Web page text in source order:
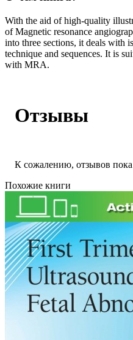
With the aid of high-quality
of Magnetic resonance
into three sections, it deals with
technique and sequences. It is
with MRA.
Отзывы
К сожалению, отзывов пока
Похожие книги